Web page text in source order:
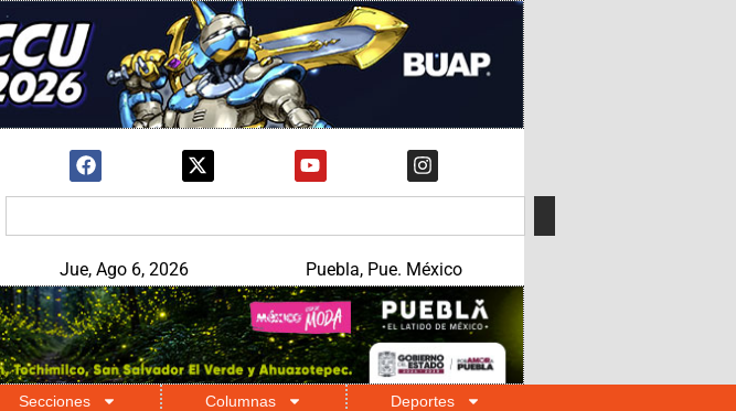
Jue, Ago 6, 2026 Puebla, Pue. México
Secciones Columnas Deportes